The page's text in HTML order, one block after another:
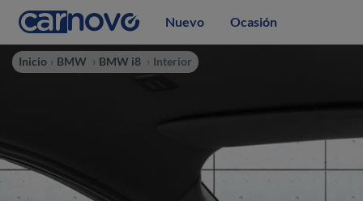
Nuevo Ocasión
Inicio BMW BMW i8 Interior